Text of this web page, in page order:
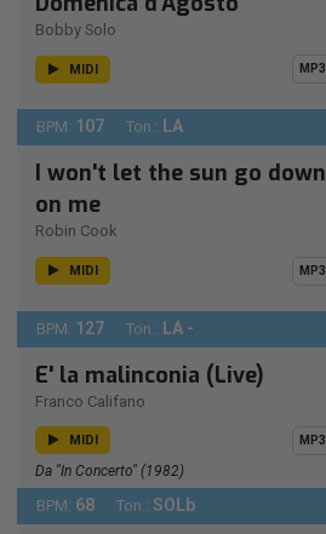
Bobby Solo
MIDI MP3
BPM: 107 Ton.: LA
I won't let the sun go down
on me
Robin Cook
MIDI MP3
BPM: 127 Ton.: LA -
E' la malinconia (Live)
Franco Califano
MIDI MP3
Da "In Concerto" (1982)
BPM: 68 Ton.: SOLb